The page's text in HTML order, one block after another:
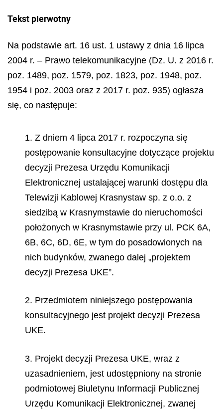
Tekst pierwotny
Na podstawie art. 16 ust. 1 ustawy z dnia 16 lipca
2004 r. – Prawo telekomunikacyjne (Dz. U. z 2016 r.
poz. 1489, poz. 1579, poz. 1823, poz. 1948, poz.
1954 i poz. 2003 oraz z 2017 r. poz. 935) ogłasza
się, co następuje:
1. Z dniem 4 lipca 2017 r. rozpoczyna się
postępowanie konsultacyjne dotyczące projektu
decyzji Prezesa Urzędu Komunikacji
Elektronicznej ustalającej warunki dostępu dla
Telewizji Kablowej Krasnystaw sp. z o.o. z
siedzibą w Krasnymstawie do nieruchomości
położonych w Krasnymstawie przy ul. PCK 6A,
6B, 6C, 6D, 6E, w tym do posadowionych na
nich budynków, zwanego dalej „projektem
decyzji Prezesa UKE”.
2. Przedmiotem niniejszego postępowania
konsultacyjnego jest projekt decyzji Prezesa
UKE.
3. Projekt decyzji Prezesa UKE, wraz z
uzasadnieniem, jest udostępniony na stronie
podmiotowej Biuletynu Informacji Publicznej
Urzędu Komunikacji Elektronicznej, zwanej